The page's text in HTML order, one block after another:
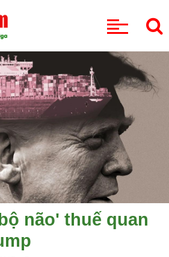
não' thuế quan